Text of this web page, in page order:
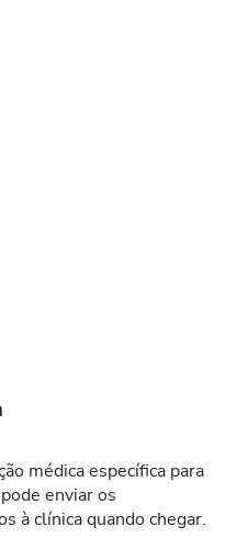
médica específica para
enviar os
à clínica quando chegar.